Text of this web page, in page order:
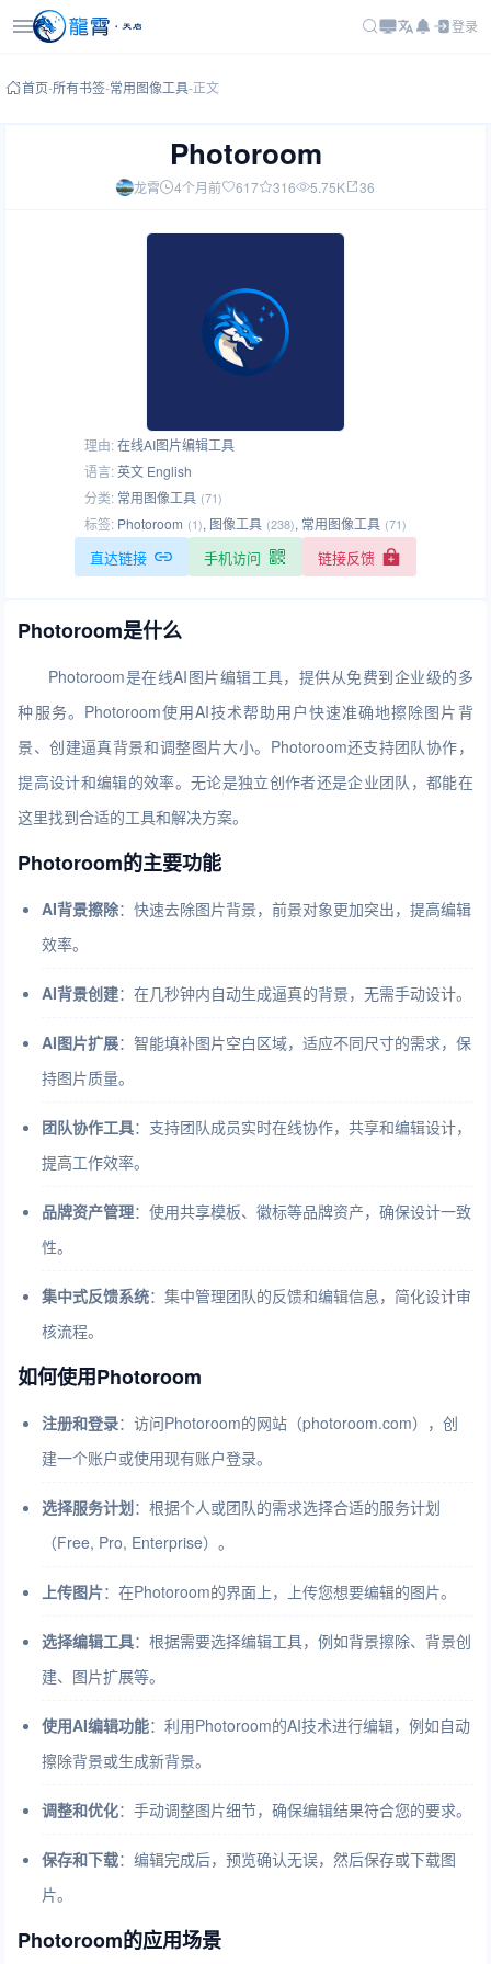
登录
首页-所有书签-常用图像工具-正文
Photoroom
龙霄 4个月前 617 316 5.75K 36
理由:在线AI图片编辑工具
语言:英文 English
分类: 常用图像工具 (71)
标签: Photoroom (1), 图像工具 (238), 常用图像工具 (71)
直达链接 手机访问 链接反馈
Photoroom是什么
Photoroom是在线AI图片编辑工具，提供从免费到企业级的多
种服务。Photoroom使用AI技术帮助用户快速准确地擦除图片背
景、创建逼真背景和调整图片大小。Photoroom还支持团队协作，
提高设计和编辑的效率。无论是独立创作者还是企业团队，都能在
这里找到合适的工具和解决方案。
Photoroom的主要功能
AI背景擦除：快速去除图片背景，前景对象更加突出，提高编辑
效率。
AI背景创建：在几秒钟内自动生成逼真的背景，无需手动设计。
AI图片扩展：智能填补图片空白区域，适应不同尺寸的需求，保
持图片质量。
团队协作工具：支持团队成员实时在线协作，共享和编辑设计，
提高工作效率。
品牌资产管理：使用共享模板、徽标等品牌资产，确保设计一致
性。
集中式反馈系统：集中管理团队的反馈和编辑信息，简化设计审
核流程。
如何使用Photoroom
注册和登录：访问Photoroom的网站（photoroom.com），创
建一个账户或使用现有账户登录。
选择服务计划：根据个人或团队的需求选择合适的服务计划
（Free, Pro, Enterprise）。
上传图片：在Photoroom的界面上，上传您想要编辑的图片。
选择编辑工具：根据需要选择编辑工具，例如背景擦除、背景创
建、图片扩展等。
使用AI编辑功能：利用Photoroom的AI技术进行编辑，例如自动
擦除背景或生成新背景。
调整和优化：手动调整图片细节，确保编辑结果符合您的要求。
保存和下载：编辑完成后，预览确认无误，然后保存或下载图
片。
Photoroom的应用场景